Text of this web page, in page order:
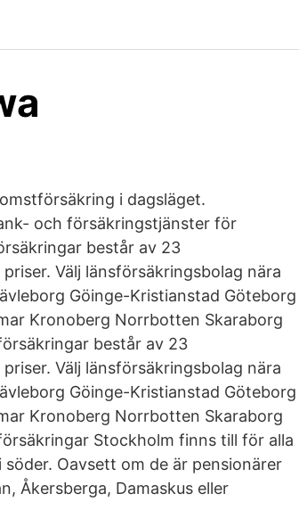
i dagsläget.
och försäkringstjänster för
består av 23
Välj länsförsäkringsbolag nära
Göinge-Kristianstad Göteborg
Kronoberg Norrbotten Skaraborg
består av 23
Välj länsförsäkringsbolag nära
Göinge-Kristianstad Göteborg
Kronoberg Norrbotten Skaraborg
Stockholm finns till för alla
Oavsett om de är pensionärer
Åkersberga, Damaskus eller